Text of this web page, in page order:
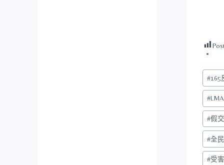
Post
Tags:
#165
#
#假
#全
#受